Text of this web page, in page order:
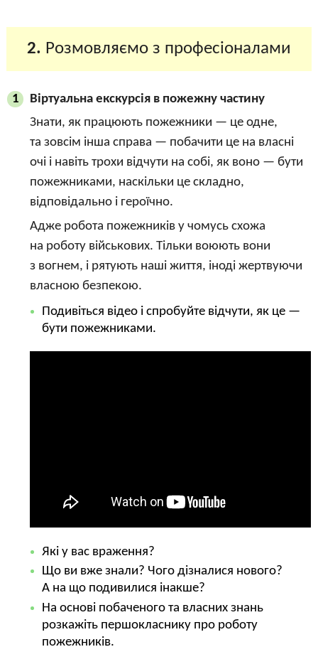
2. Розмовляємо з професіоналами
1
Віртуальна екскурсія в пожежну частину
Знати, як працюють пожежники — це одне,
та зовсім інша справа — побачити це на власні
очі і навіть трохи відчути на собі, як воно — бути
пожежниками, наскільки це складно,
відповідально і героїчно.
Адже робота пожежників у чомусь схожа
на роботу військових. Тільки воюють вони
з вогнем, і рятують наші життя, іноді жертвуючи
власною безпекою.
Подивіться відео і спробуйте відчути, як це —
бути пожежниками.
Які у вас враження?
Що ви вже знали? Чого дізналися нового?
А на що подивилися інакше?
На основі побаченого та власних знань
розкажіть першокласнику про роботу
пожежників.